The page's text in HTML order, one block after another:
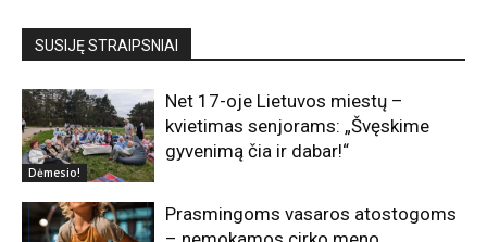
SUSIJĘ STRAIPSNIAI
Dėmesio!
Net 17-oje Lietuvos miestų –
kvietimas senjorams: „Švęskime
gyvenimą čia ir dabar!“
Prasmingoms vasaros atostogoms